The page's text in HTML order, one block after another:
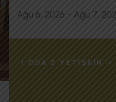
LIVIA LUXURY APART
1 ODA2 YETIŞKIN